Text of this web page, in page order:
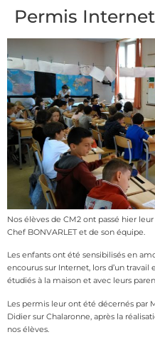
Permis
Nos élèves de CM2 ont passé hier
Chef BONVARLET et de son équipe.
Les enfants ont été sensibilisés en
encourus sur Internet, lors d’un travail
étudiés à la maison et avec leurs
Les permis leur ont été décernés par
Didier sur Chalaronne, après la
nos élèves.